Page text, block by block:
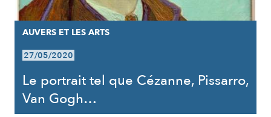
AUVERS ET LES ARTS
27/05/2020
Le portrait tel que Cézanne, Pissarro,
Van Gogh…